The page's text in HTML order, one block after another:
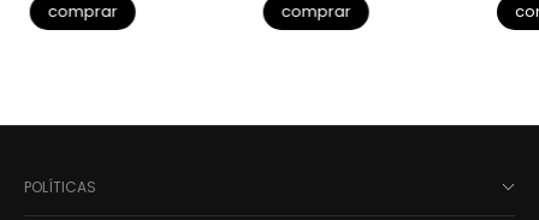
comprar comprar
POLÍTICAS